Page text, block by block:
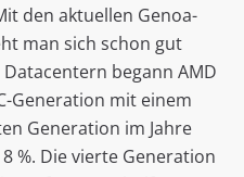
den aktuellen Genoa-
man sich schon gut
begann AMD
Generation mit einem
Generation im Jahre
%. Die vierte Generation